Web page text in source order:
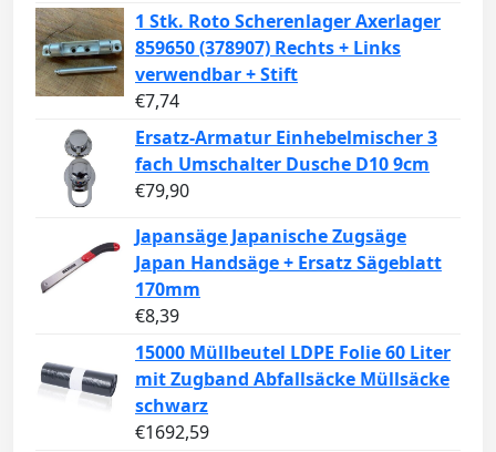
1 Stk. Roto Scherenlager Axerlager
859650 (378907) Rechts + Links
verwendbar + Stift
€7,74
Ersatz-Armatur Einhebelmischer 3
fach Umschalter Dusche D10 9cm
€79,90
Japansäge Japanische Zugsäge
Japan Handsäge + Ersatz Sägeblatt
170mm
€8,39
15000 Müllbeutel LDPE Folie 60 Liter
mit Zugband Abfallsäcke Müllsäcke
schwarz
€1692,59